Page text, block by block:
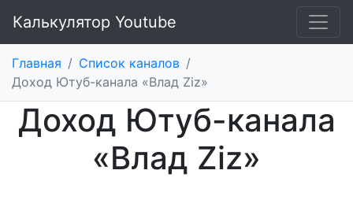
Калькулятор Youtube
Главная / Список каналов /
Доход Ютуб-канала «Влад Ziz»
Доход Ютуб-канала
«Влад Ziz»